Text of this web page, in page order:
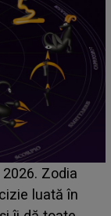
până
Casa Iubirii